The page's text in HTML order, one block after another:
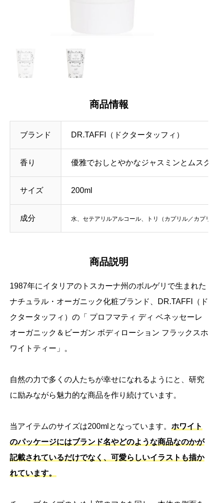
商品情報
ブランド DR.TAFFI（ドクタータッフィ）
香り 優雅でおしとやかなジャスミンとムスク
サイズ 200ml
成分 水、セテアリルアルコール、トリ（カプリル／カプリ
商品説明
1987年にイタリアのトスカーナ州のボルゲリで生まれた
ナチュラル・オーガニック化粧ブランド、DR.TAFFI（ド
クタータッフィ）の「
プロフマティ ディ ベネッセーレ
オーガニック＆ビーガン ボディローション フラックスホ
ワイトティー」。
自然の力で多くの人たちが幸せになれるようにと、研究
に励みながら魅力的な商品を作り続けています。
当アイテムのサイズは200mlとなっています。 ホワイト
のパッケージにはブランド名やどのような商品なのかが
記載されているだけでなく、可愛らしいイラストも描か
れています。